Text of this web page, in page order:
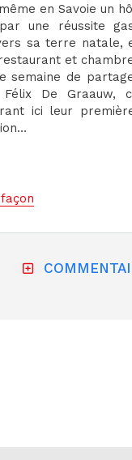
en Savoie un
une réussite
sa terre natale,
et
semaine de
De Graauw,
ici leur